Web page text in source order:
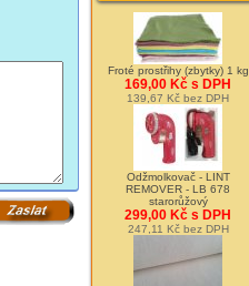
Froté prostřihy (zbytky) 1 kg
169,00 Kč s DPH
139,67 Kč bez DPH
Odžmolkovač - LINT
REMOVER - LB 678
starorůžový
299,00 Kč s DPH
247,11 Kč bez DPH